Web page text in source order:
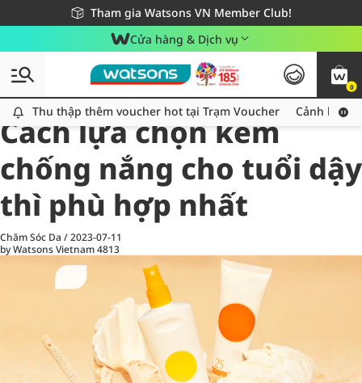
Tham gia Watsons VN Member Club!
Miễn phí giao hàng cho đơn hàng từ 249,000Đ
Giao hàng nhanh 24h - Áp dụng khu vực TP. Hồ Chí Minh
Cửa hàng & Dịch vụ
0
Thu thập thêm voucher hot tại Trạm Voucher
Thu thập thêm voucher hot tại Trạm Voucher Cảnh báo
All
Chăm Sóc Cá Nhân
Cách lựa chọn kem
chống nắng cho tuổi dậy
thì phù hợp nhất
Chăm Sóc Da /2023-07-11
by Watsons Vietnam4813